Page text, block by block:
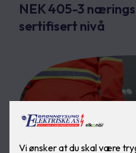
NEK 405-3
sertifisert nivå